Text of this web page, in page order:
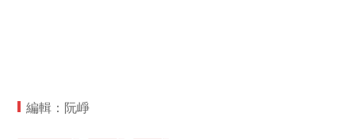
編輯：阮崢